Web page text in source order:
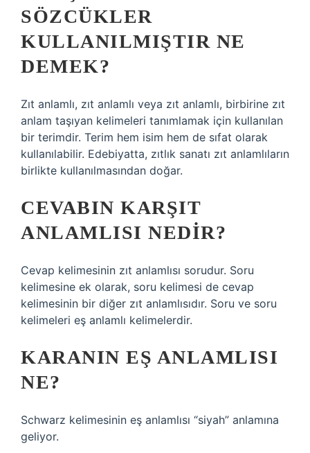
SÖZCÜKLER
KULLANILMIŞTIR NE
DEMEK?
Zıt anlamlı, zıt anlamlı veya zıt anlamlı, birbirine zıt
anlam taşıyan kelimeleri tanımlamak için kullanılan
bir terimdir. Terim hem isim hem de sıfat olarak
kullanılabilir. Edebiyatta, zıtlık sanatı zıt anlamlıların
birlikte kullanılmasından doğar.
CEVABIN KARŞIT
ANLAMLISI NEDIR?
Cevap kelimesinin zıt anlamlısı sorudur. Soru
kelimesine ek olarak, soru kelimesi de cevap
kelimesinin bir diğer zıt anlamlısıdır. Soru ve soru
kelimeleri eş anlamlı kelimelerdir.
KARANIN EŞ ANLAMLISI
NE?
Schwarz kelimesinin eş anlamlısı “siyah” anlamına
geliyor.